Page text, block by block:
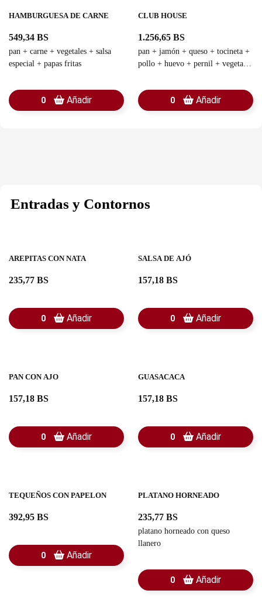
HAMBURGUESA DE CARNE
549,34 BS
pan + carne + vegetales + salsa
especial + papas fritas
0 Añadir
CLUB HOUSE
1.256,65 BS
pan + jamón + queso + tocineta +
pollo + huevo + pernil + vegetales
0 Añadir
Entradas y Contornos
AREPITAS CON NATA
235,77 BS
0 Añadir
SALSA DE AJÓ
157,18 BS
0 Añadir
PAN CON AJO
157,18 BS
0 Añadir
GUASACACA
157,18 BS
0 Añadir
TEQUEÑOS CON PAPELON
392,95 BS
0 Añadir
PLATANO HORNEADO
235,77 BS
platano horneado con queso
llanero
0 Añadir